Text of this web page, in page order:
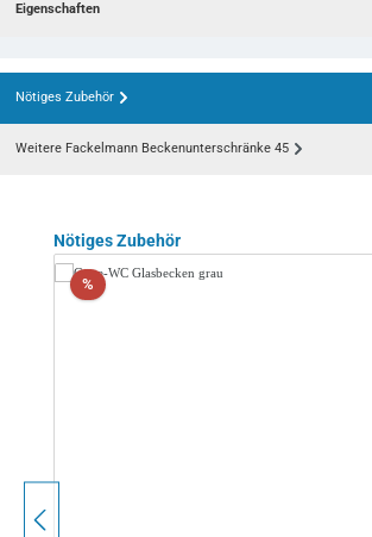
Eigenschaften
Nötiges Zubehör
Weitere Fackelmann Beckenunterschränke 45
Produktgalerie überspringen
Nötiges Zubehör
%Rabatt